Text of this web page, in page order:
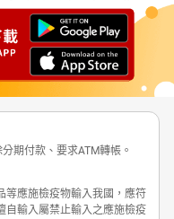
期付款、要求ATM轉帳。
等應施檢疫物輸入我國，應符
自輸入屬禁止輸入之應施檢疫